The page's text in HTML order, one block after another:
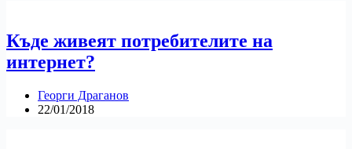
Къде живеят потребителите на
интернет?
Георги Драганов
22/01/2018